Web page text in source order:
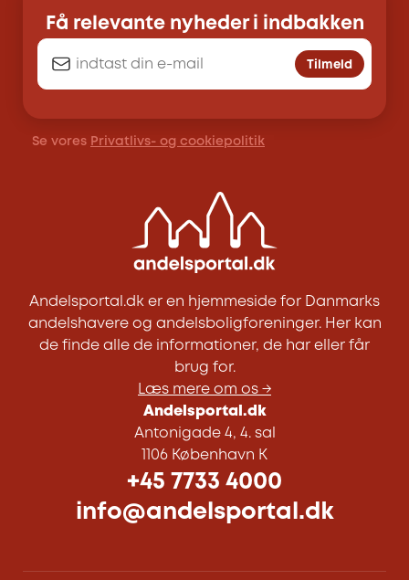
Få relevante nyheder i indbakken
Tilmeld
Se vores Privatlivs- og cookiepolitik
Andelsportal.dk er en hjemmeside for Danmarks
andelshavere og andelsboligforeninger. Her kan
de finde alle de informationer, de har eller får
brug for.
Læs mere om os →
Andelsportal.dk
Antonigade 4, 4. sal
1106 København K
+45 7733 4000
info@andelsportal.dk